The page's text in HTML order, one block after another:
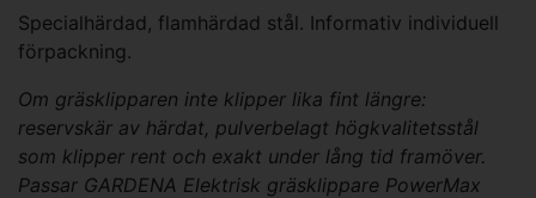
Specialhärdad, flamhärdad stål. Informativ individuell
förpackning.
Om gräsklipparen inte klipper lika fint längre:
reservskär av härdat, pulverbelagt högkvalitetsstål
som klipper rent och exakt under lång tid framöver.
Passar GARDENA Elektrisk gräsklippare PowerMax